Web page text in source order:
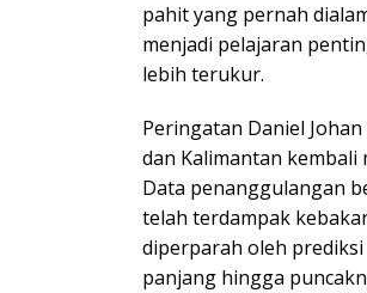
pahit yang pernah
menjadi pelajaran
lebih terukur.
Peringatan Daniel
dan Kalimantan
Data penanggulangan
telah terdampak
diperparah oleh
panjang hingga